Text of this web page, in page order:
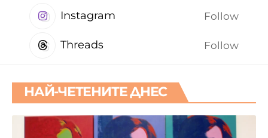
Instagram Follow
Threads Follow
НАЙ-ЧЕТЕНИТЕ ДНЕС